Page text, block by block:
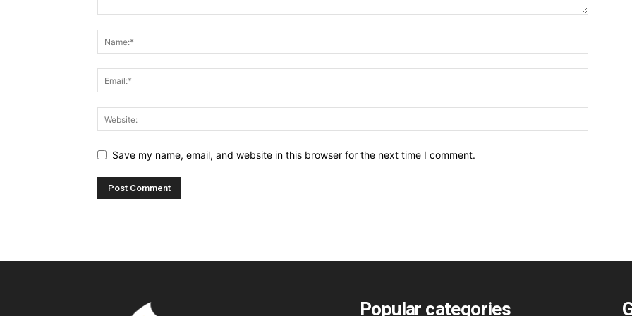
Save my name, email, and website in this browser for the next time I comment.
Popular categories